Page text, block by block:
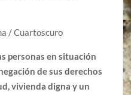
/ Cuartoscuro
personas en situación
de sus derechos
vivienda digna y un